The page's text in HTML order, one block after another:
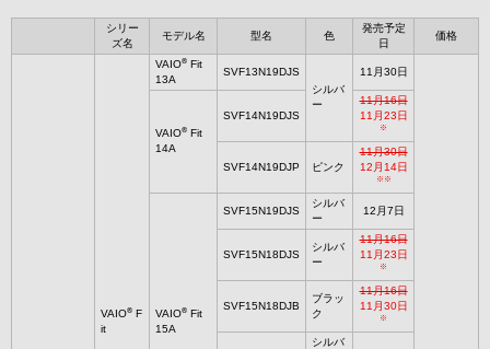
シリー
ズ名
モデル名 型名 色
発売予定
日
価格
VAIO® F
it
VAIO® Fit
13A
SVF13N19DJS
シルバ
ー
11月30日
VAIO® Fit
14A
SVF14N19DJS
11月16日
11月23日
※
SVF14N19DJP ピンク
11月30日
12月14日
※※
VAIO® Fit
15A
SVF15N19DJS
シルバ
ー
12月7日
SVF15N18DJS
シルバ
ー
11月16日
11月23日
※
SVF15N18DJB
ブラッ
ク
11月16日
11月30日
※
シルバ